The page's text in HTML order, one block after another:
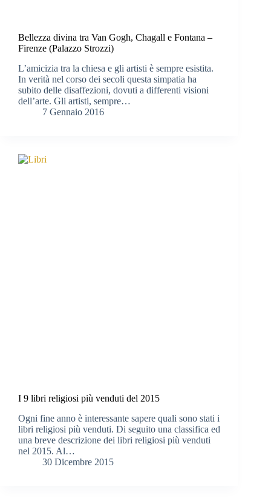
Bellezza divina tra Van Gogh, Chagall e Fontana –
Firenze (Palazzo Strozzi)
L’amicizia tra la chiesa e gli artisti è sempre esistita.
In verità nel corso dei secoli questa simpatia ha
subito delle disaffezioni, dovuti a differenti visioni
dell’arte. Gli artisti, sempre…
7 Gennaio 2016
I 9 libri religiosi più venduti del 2015
Ogni fine anno è interessante sapere quali sono stati i
libri religiosi più venduti. Di seguito una classifica ed
una breve descrizione dei libri religiosi più venduti
nel 2015. Al…
30 Dicembre 2015